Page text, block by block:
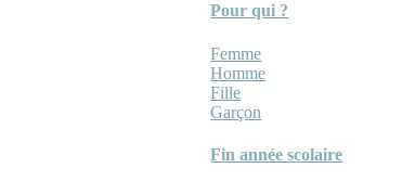
Pour qui ?
Femme
Homme
Fille
Garçon
Fin année scolaire